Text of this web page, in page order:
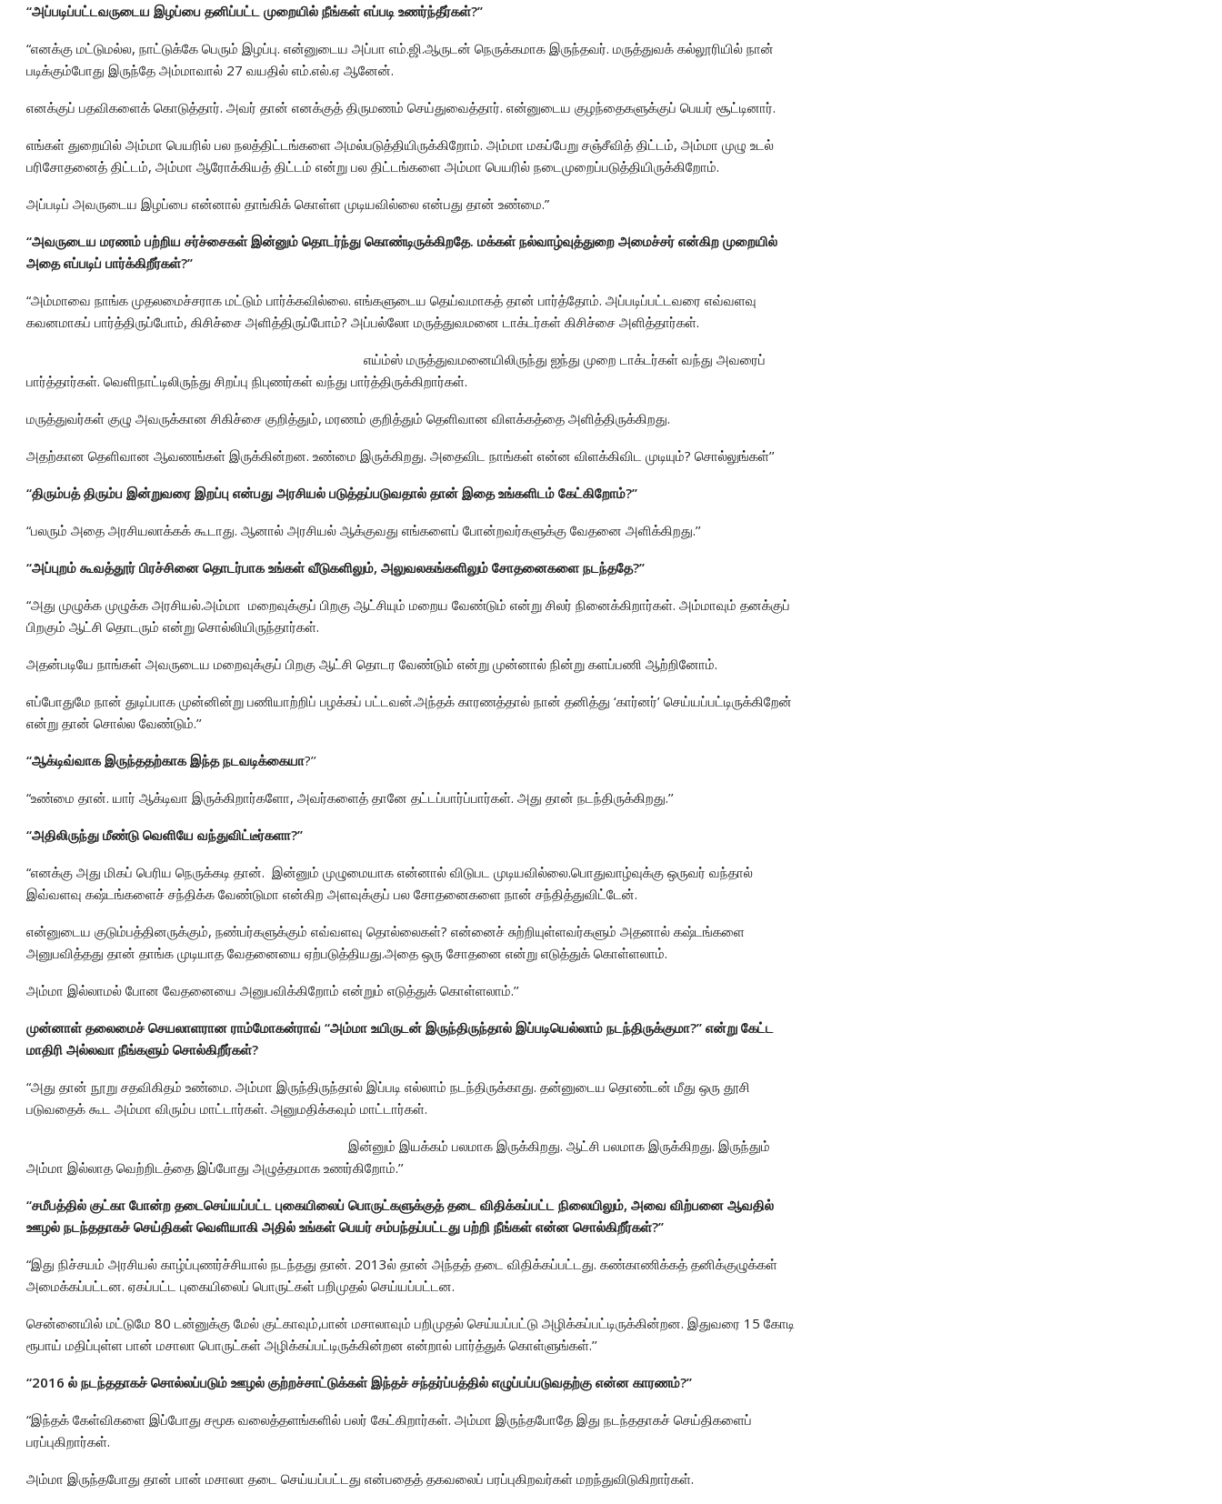
“அப்படிப்பட்டவருடைய இழப்பை தனிப்பட்ட முறையில் நீங்கள் எப்படி உணர்ந்தீர்கள்?’’
“எனக்கு மட்டுமல்ல, நாட்டுக்கே பெரும் இழப்பு. என்னுடைய அப்பா எம்.ஜி.ஆருடன் நெருக்கமாக இருந்தவர். மருத்துவக் கல்லூரியில் நான்
படிக்கும்போது இருந்தே அம்மாவால் 27 வயதில் எம்.எல்.ஏ ஆனேன்.
எனக்குப் பதவிகளைக் கொடுத்தார். அவர் தான் எனக்குத் திருமணம் செய்துவைத்தார். என்னுடைய குழந்தைகளுக்குப் பெயர் சூட்டினார்.
எங்கள் துறையில் அம்மா பெயரில் பல நலத்திட்டங்களை அமல்படுத்தியிருக்கிறோம். அம்மா மகப்பேறு சஞ்சீவித் திட்டம், அம்மா முழு உடல்
பரிசோதனைத் திட்டம், அம்மா ஆரோக்கியத் திட்டம் என்று பல திட்டங்களை அம்மா பெயரில் நடைமுறைப்படுத்தியிருக்கிறோம்.
அப்படிப் அவருடைய இழப்பை என்னால் தாங்கிக் கொள்ள முடியவில்லை என்பது தான் உண்மை.”
“அவருடைய மரணம் பற்றிய சர்ச்சைகள் இன்னும் தொடர்ந்து கொண்டிருக்கிறதே. மக்கள் நல்வாழ்வுத்துறை அமைச்சர் என்கிற முறையில்
அதை எப்படிப் பார்க்கிறீர்கள்?’’
“அம்மாவை நாங்க முதலமைச்சராக மட்டும் பார்க்கவில்லை. எங்களுடைய தெய்வமாகத் தான் பார்த்தோம். அப்படிப்பட்டவரை எவ்வளவு
கவனமாகப் பார்த்திருப்போம், கிசிச்சை அளித்திருப்போம்? அப்பல்லோ மருத்துவமனை டாக்டர்கள் கிசிச்சை அளித்தார்கள்.
எய்ம்ஸ் மருத்துவமனையிலிருந்து ஐந்து முறை டாக்டர்கள் வந்து அவரைப்
பார்த்தார்கள். வெளிநாட்டிலிருந்து சிறப்பு நிபுணர்கள் வந்து பார்த்திருக்கிறார்கள்.
மருத்துவர்கள் குழு அவருக்கான சிகிச்சை குறித்தும், மரணம் குறித்தும் தெளிவான விளக்கத்தை அளித்திருக்கிறது.
அதற்கான தெளிவான ஆவணங்கள் இருக்கின்றன. உண்மை இருக்கிறது. அதைவிட நாங்கள் என்ன விளக்கிவிட முடியும்? சொல்லுங்கள்’’
“திரும்பத் திரும்ப இன்றுவரை இறப்பு என்பது அரசியல் படுத்தப்படுவதால் தான் இதை உங்களிடம் கேட்கிறோம்?’’
“பலரும் அதை அரசியலாக்கக் கூடாது. ஆனால் அரசியல் ஆக்குவது எங்களைப் போன்றவர்களுக்கு வேதனை அளிக்கிறது.’’
“அப்புறம் கூவத்தூர் பிரச்சினை தொடர்பாக உங்கள் வீடுகளிலும், அலுவலகங்களிலும் சோதனைகளை நடந்ததே?’’
“அது முழுக்க முழுக்க அரசியல்.அம்மா மறைவுக்குப் பிறகு ஆட்சியும் மறைய வேண்டும் என்று சிலர் நினைக்கிறார்கள். அம்மாவும் தனக்குப்
பிறகும் ஆட்சி தொடரும் என்று சொல்லியிருந்தார்கள்.
அதன்படியே நாங்கள் அவருடைய மறைவுக்குப் பிறகு ஆட்சி தொடர வேண்டும் என்று முன்னால் நின்று களப்பணி ஆற்றினோம்.
எப்போதுமே நான் துடிப்பாக முன்னின்று பணியாற்றிப் பழக்கப் பட்டவன்.அந்தக் காரணத்தால் நான் தனித்து ‘கார்னர்’ செய்யப்பட்டிருக்கிறேன்
என்று தான் சொல்ல வேண்டும்.’’
“ஆக்டிவ்வாக இருந்ததற்காக இந்த நடவடிக்கையா?’’
“உண்மை தான். யார் ஆக்டிவா இருக்கிறார்களோ, அவர்களைத் தானே தட்டப்பார்ப்பார்கள். அது தான் நடந்திருக்கிறது.’’
“அதிலிருந்து மீண்டு வெளியே வந்துவிட்டீர்களா?’’
“எனக்கு அது மிகப் பெரிய நெருக்கடி தான். இன்னும் முழுமையாக என்னால் விடுபட முடியவில்லை.பொதுவாழ்வுக்கு ஒருவர் வந்தால்
இவ்வளவு கஷ்டங்களைச் சந்திக்க வேண்டுமா என்கிற அளவுக்குப் பல சோதனைகளை நான் சந்தித்துவிட்டேன்.
என்னுடைய குடும்பத்தினருக்கும், நண்பர்களுக்கும் எவ்வளவு தொல்லைகள்? என்னைச் சுற்றியுள்ளவர்களும் அதனால் கஷ்டங்களை
அனுபவித்தது தான் தாங்க முடியாத வேதனையை ஏற்படுத்தியது.அதை ஒரு சோதனை என்று எடுத்துக் கொள்ளலாம்.
அம்மா இல்லாமல் போன வேதனையை அனுபவிக்கிறோம் என்றும் எடுத்துக் கொள்ளலாம்.’’
முன்னாள் தலைமைச் செயலாளரான ராம்மோகன்ராவ் “அம்மா உயிருடன் இருந்திருந்தால் இப்படியெல்லாம் நடந்திருக்குமா?’’ என்று கேட்ட
மாதிரி அல்லவா நீங்களும் சொல்கிறீர்கள்?
“அது தான் நூறு சதவிகிதம் உண்மை. அம்மா இருந்திருந்தால் இப்படி எல்லாம் நடந்திருக்காது. தன்னுடைய தொண்டன் மீது ஒரு தூசி
படுவதைக் கூட அம்மா விரும்ப மாட்டார்கள். அனுமதிக்கவும் மாட்டார்கள்.
இன்னும் இயக்கம் பலமாக இருக்கிறது. ஆட்சி பலமாக இருக்கிறது. இருந்தும்
அம்மா இல்லாத வெற்றிடத்தை இப்போது அழுத்தமாக உணர்கிறோம்.’’
“சமீபத்தில் குட்கா போன்ற தடைசெய்யப்பட்ட புகையிலைப் பொருட்களுக்குத் தடை விதிக்கப்பட்ட நிலையிலும், அவை விற்பனை ஆவதில்
ஊழல் நடந்ததாகச் செய்திகள் வெளியாகி அதில் உங்கள் பெயர் சம்பந்தப்பட்டது பற்றி நீங்கள் என்ன சொல்கிறீர்கள்?’’
“இது நிச்சயம் அரசியல் காழ்ப்புணர்ச்சியால் நடந்தது தான். 2013ல் தான் அந்தத் தடை விதிக்கப்பட்டது. கண்காணிக்கத் தனிக்குழுக்கள்
அமைக்கப்பட்டன. ஏகப்பட்ட புகையிலைப் பொருட்கள் பறிமுதல் செய்யப்பட்டன.
சென்னையில் மட்டுமே 80 டன்னுக்கு மேல் குட்காவும்,பான் மசாலாவும் பறிமுதல் செய்யப்பட்டு அழிக்கப்பட்டிருக்கின்றன. இதுவரை 15 கோடி
ரூபாய் மதிப்புள்ள பான் மசாலா பொருட்கள் அழிக்கப்பட்டிருக்கின்றன என்றால் பார்த்துக் கொள்ளுங்கள்.’’
“2016 ல் நடந்ததாகச் சொல்லப்படும் ஊழல் குற்றச்சாட்டுக்கள் இந்தச் சந்தர்ப்பத்தில் எழுப்பப்படுவதற்கு என்ன காரணம்?’’
“இந்தக் கேள்விகளை இப்போது சமூக வலைத்தளங்களில் பலர் கேட்கிறார்கள். அம்மா இருந்தபோதே இது நடந்ததாகச் செய்திகளைப்
பரப்புகிறார்கள்.
அம்மா இருந்தபோது தான் பான் மசாலா தடை செய்யப்பட்டது என்பதைத் தகவலைப் பரப்புகிறவர்கள் மறந்துவிடுகிறார்கள்.